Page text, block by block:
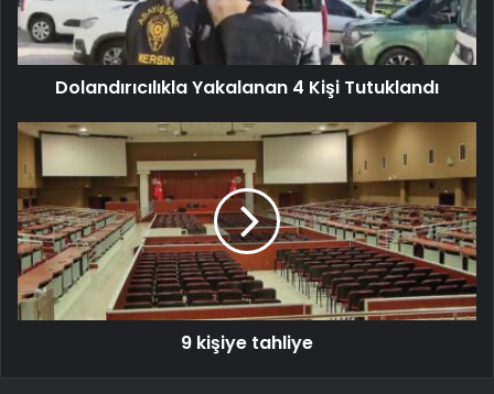
Dolandırıcılıkla Yakalanan 4 Kişi Tutuklandı
9 kişiye tahliye